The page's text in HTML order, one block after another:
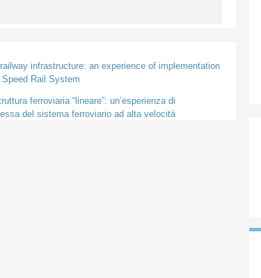
infrastructure: an experience of implementation
Rail System
ferroviaria “lineare”: un’esperienza di
del sistema ferroviario ad alta velocità